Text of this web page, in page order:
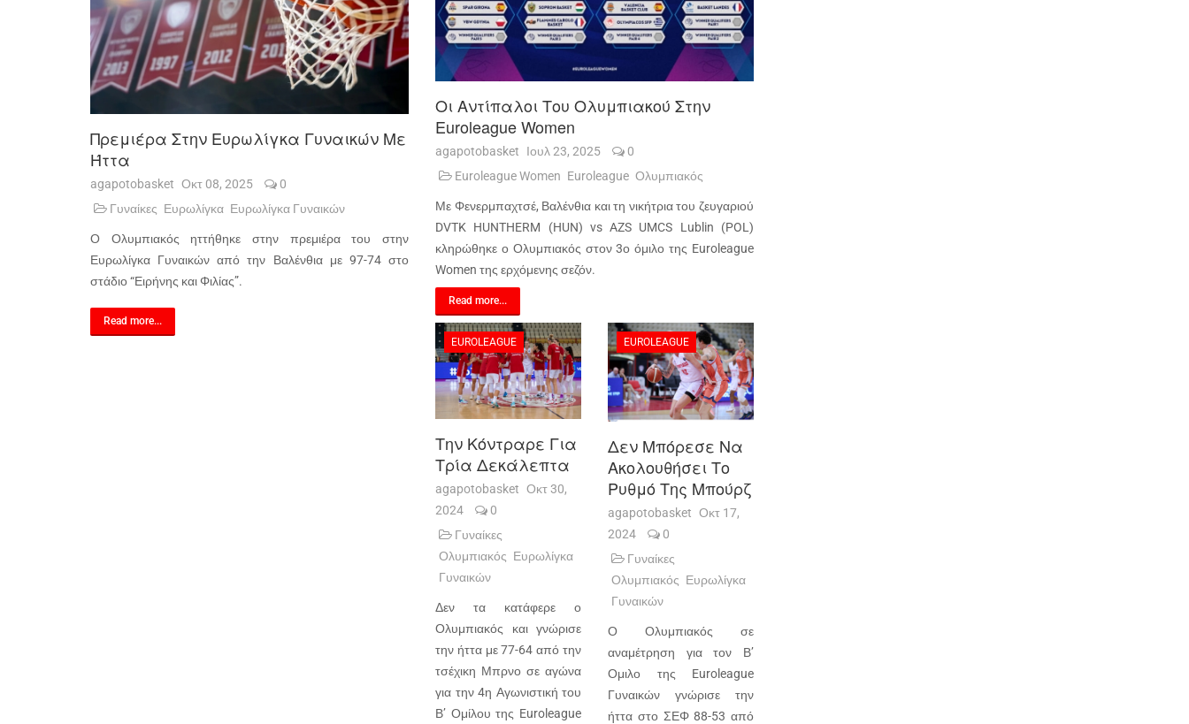
Πρεμιέρα Στην Ευρωλίγκα Γυναικών Με
Ήττα
agapotobasket Οκτ 08, 2025
0
Γυναίκες Ευρωλίγκα Ευρωλίγκα Γυναικών
Ο Ολυμπιακός ηττήθηκε στην πρεμιέρα του στην
Ευρωλίγκα Γυναικών από την Βαλένθια με 97-74 στο
στάδιο “Ειρήνης και Φιλίας”.
Read more...
Οι Αντίπαλοι Του Ολυμπιακού Στην
Euroleague Women
agapotobasket Ιουλ 23, 2025
0
Euroleague Women Euroleague Ολυμπιακός
Με Φενερμπαχτσέ, Βαλένθια και τη νικήτρια του ζευγαριού
DVTK HUNTHERM (HUN) vs AZS UMCS Lublin (POL)
κληρώθηκε ο Ολυμπιακός στον 3ο όμιλο της Euroleague
Women της ερχόμενης σεζόν.
Read more...
EUROLEAGUE
Την Κόντραρε Για
Τρία Δεκάλεπτα
agapotobasket Οκτ 30,
2024
0
Γυναίκες
Ολυμπιακός Ευρωλίγκα
Γυναικών
Δεν τα κατάφερε ο
Ολυμπιακός και γνώρισε
την ήττα με 77-64 από την
τσέχικη Μπρνο σε αγώνα
για την 4η Αγωνιστική του
Β’ Ομίλου της Euroleague
EUROLEAGUE
Δεν Μπόρεσε Να
Ακολουθήσει Το
Ρυθμό Της Μπούρζ
agapotobasket Οκτ 17,
2024
0
Γυναίκες
Ολυμπιακός Ευρωλίγκα
Γυναικών
Ο Ολυμπιακός σε
αναμέτρηση για τον Β’
Ομιλο της Euroleague
Γυναικών γνώρισε την
ήττα στο ΣΕΦ 88-53 από